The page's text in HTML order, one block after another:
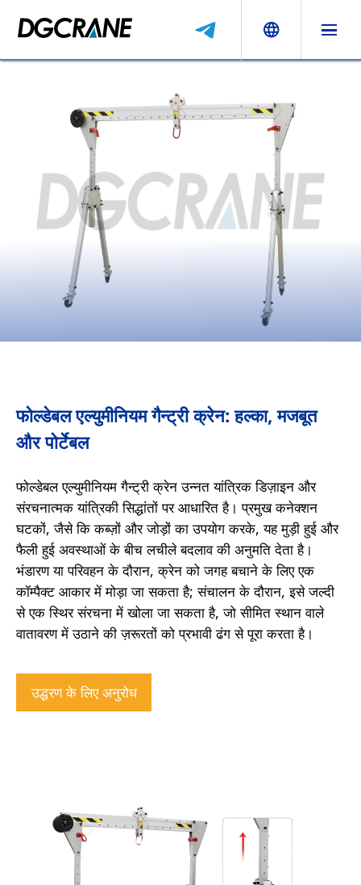
फोल्डेबल एल्युमीनियम गैन्ट्री क्रेन: हल्का, मजबूत
और पोर्टेबल
फोल्डेबल एल्युमीनियम गैन्ट्री क्रेन उन्नत यांत्रिक डिज़ाइन और
संरचनात्मक यांत्रिकी सिद्धांतों पर आधारित है। प्रमुख कनेक्शन
घटकों, जैसे कि कब्ज़ों और जोड़ों का उपयोग करके, यह मुड़ी हुई और
फैली हुई अवस्थाओं के बीच लचीले बदलाव की अनुमति देता है।
भंडारण या परिवहन के दौरान, क्रेन को जगह बचाने के लिए एक
कॉम्पैक्ट आकार में मोड़ा जा सकता है; संचालन के दौरान, इसे जल्दी
से एक स्थिर संरचना में खोला जा सकता है, जो सीमित स्थान वाले
वातावरण में उठाने की ज़रूरतों को प्रभावी ढंग से पूरा करता है।
उद्धरण के लिए अनुरोध